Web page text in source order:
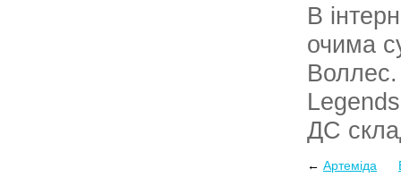
В
очима
ДС
← Артеміда